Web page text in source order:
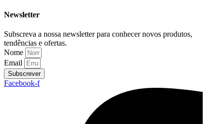
Newsletter
Subscreva a nossa newsletter para conhecer novos produtos,
tendências e ofertas.
Nome
Email
Subscrever
Facebook-f